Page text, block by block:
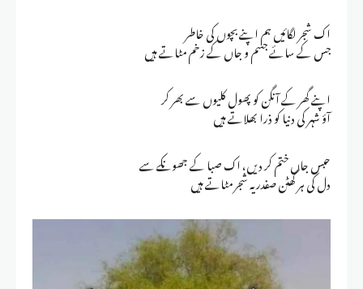
اک شجر لگائیں ہم اپنے بچوں کی خاطر
جس کے سائے جسم و جاں کے زخم مٹاتے ہیں
اپنے گھر کے آنگن کو پھول کلیوں سے بھر کر
آؤ شہر کی دنیا کو ذرا بھلاتے ہیں
حبس جاں ختم کر دیں، اک صبا کے جھونکے سے
دل کی ہر گھٹن صفدر یہ شجر مٹاتے ہیں